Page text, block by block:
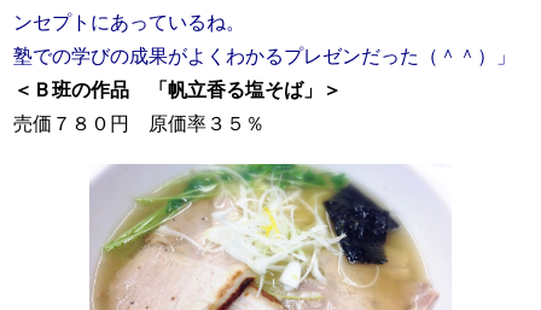
ンセプトにあっているね。
塾での学びの成果がよくわかるプレゼンだった（＾＾）」
＜Ｂ班の作品 「帆立香る塩そば」＞
売価７８０円 原価率３５％